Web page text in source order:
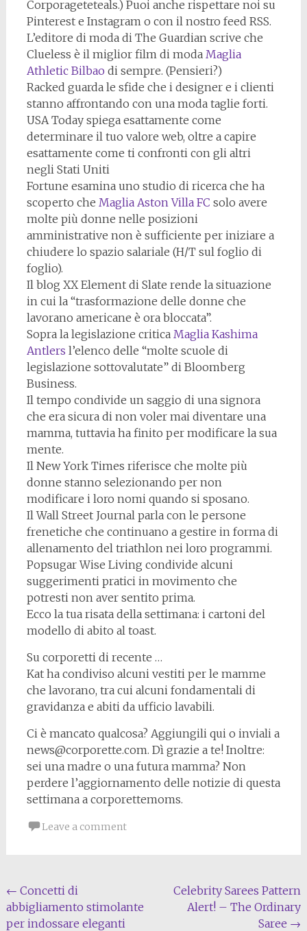
Corporageteteals.) Puoi anche rispettare noi su
Pinterest e Instagram o con il nostro feed RSS.
L’editore di moda di The Guardian scrive che
Clueless è il miglior film di moda Maglia
Athletic Bilbao di sempre. (Pensieri?)
Racked guarda le sfide che i designer e i clienti
stanno affrontando con una moda taglie forti.
USA Today spiega esattamente come
determinare il tuo valore web, oltre a capire
esattamente come ti confronti con gli altri
negli Stati Uniti
Fortune esamina uno studio di ricerca che ha
scoperto che Maglia Aston Villa FC solo avere
molte più donne nelle posizioni
amministrative non è sufficiente per iniziare a
chiudere lo spazio salariale (H/T sul foglio di
foglio).
Il blog XX Element di Slate rende la situazione
in cui la “trasformazione delle donne che
lavorano americane è ora bloccata”.
Sopra la legislazione critica Maglia Kashima
Antlers l’elenco delle “molte scuole di
legislazione sottovalutate” di Bloomberg
Business.
Il tempo condivide un saggio di una signora
che era sicura di non voler mai diventare una
mamma, tuttavia ha finito per modificare la sua
mente.
Il New York Times riferisce che molte più
donne stanno selezionando per non
modificare i loro nomi quando si sposano.
Il Wall Street Journal parla con le persone
frenetiche che continuano a gestire in forma di
allenamento del triathlon nei loro programmi.
Popsugar Wise Living condivide alcuni
suggerimenti pratici in movimento che
potresti non aver sentito prima.
Ecco la tua risata della settimana: i cartoni del
modello di abito al toast.
Su corporetti di recente …
Kat ha condiviso alcuni vestiti per le mamme
che lavorano, tra cui alcuni fondamentali di
gravidanza e abiti da ufficio lavabili.
Ci è mancato qualcosa? Aggiungili qui o inviali a
news@corporette.com. Dì grazie a te! Inoltre:
sei una madre o una futura mamma? Non
perdere l’aggiornamento delle notizie di questa
settimana a corporettemoms.
Leave a comment
Post
navigation
← Concetti di
abbigliamento stimolante
per indossare eleganti
Celebrity Sarees Pattern
Alert! – The Ordinary
Saree →